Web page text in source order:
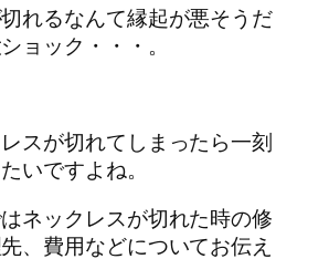
れるなんて縁起が悪そうだ
ョック・・・。
スが切れてしまったら一刻
いですよね。
ネックレスが切れた時の修
、費用などについてお伝え